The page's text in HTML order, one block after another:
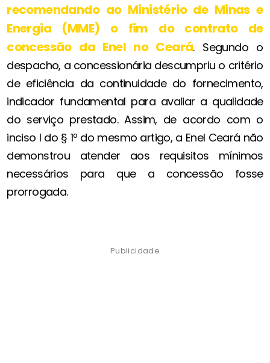
recomendando ao Ministério de Minas e
Energia (MME) o fim do contrato de
concessão da Enel no Ceará. Segundo o
despacho, a concessionária descumpriu o critério
de eficiência da continuidade do fornecimento,
indicador fundamental para avaliar a qualidade
do serviço prestado. Assim, de acordo com o
inciso I do § 1º do mesmo artigo, a Enel Ceará não
demonstrou atender aos requisitos mínimos
necessários para que a concessão fosse
prorrogada.
Publicidade